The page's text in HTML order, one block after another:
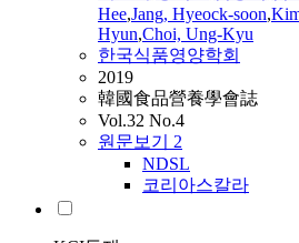
Hee,Jang, Hyeock-soon,
Hyun,Choi, Ung-Kyu
한국식품영양학회
2019
韓國食品營養學會誌
Vol.32 No.4
원문보기 2
NDSL
코리아스칼라